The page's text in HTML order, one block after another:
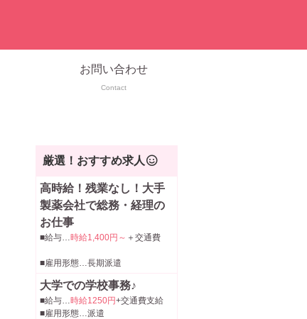
お問い合わせ
Contact
厳選！おすすめ求人
高時給！残業なし！大手
製薬会社で総務・経理の
お仕事
■給与…時給1,400円～ ＋交通費
■雇用形態…長期派遣
大学での学校事務♪
■給与…時給1250円+交通費支給
■雇用形態…派遣